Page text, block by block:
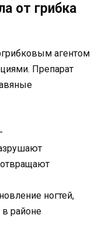
от грибка
агентом
Препарат
ногтей,
районе